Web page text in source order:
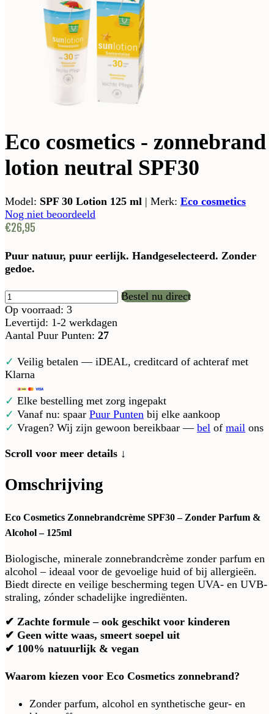
Eco cosmetics - zonnebrand
lotion neutral SPF30
Model: SPF 30 Lotion 125 ml | Merk: Eco cosmetics
Nog niet beoordeeld
€26,95
Puur natuur, puur eerlijk. Handgeselecteerd. Zonder
gedoe.
Bestel nu direct
Op voorraad: 3
Levertijd: 1-2 werkdagen
Aantal Puur Punten: 27
✓ Veilig betalen — iDEAL, creditcard of achteraf met
Klarna
✓ Elke bestelling met zorg ingepakt
✓ Vanaf nu: spaar Puur Punten bij elke aankoop
✓ Vragen? Wij zijn gewoon bereikbaar — bel of mail ons
Scroll voor meer details ↓
Omschrijving
Eco Cosmetics Zonnebrandcrème SPF30 – Zonder Parfum &
Alcohol – 125ml
Biologische, minerale zonnebrandcrème zonder parfum en
alcohol – ideaal voor de gevoelige huid of bij allergieën.
Biedt directe en veilige bescherming tegen UVA- en UVB-
straling, zónder schadelijke ingrediënten.
✔ Zachte formule – ook geschikt voor kinderen
✔ Geen witte waas, smeert soepel uit
✔ 100% natuurlijk & vegan
Waarom kiezen voor Eco Cosmetics zonnebrand?
Zonder parfum, alcohol en synthetische geur- en